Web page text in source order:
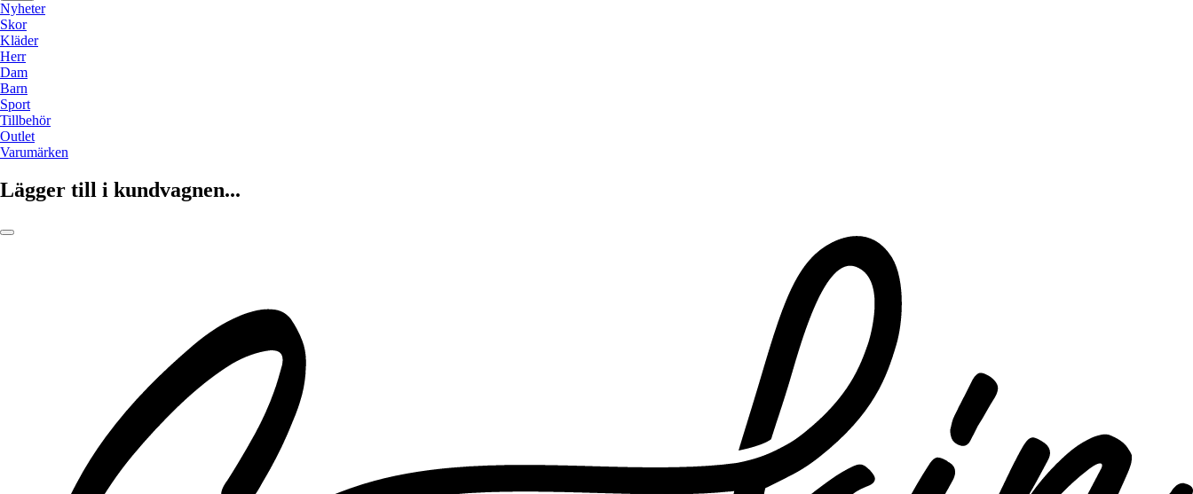
Nyheter
Skor
Kläder
Herr
Dam
Barn
Sport
Tillbehör
Outlet
Varumärken
Lägger till i kundvagnen...